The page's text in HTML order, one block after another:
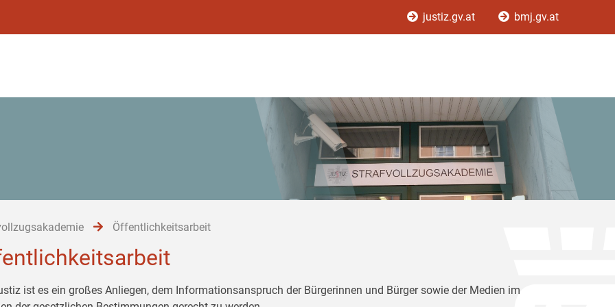
justiz.gv.at bmj.gv.at
Öffentlichkeitsarbeit
ist es ein großes Anliegen, dem Informationsanspruch der Bürgerinnen und Bürger sowie der Medien im